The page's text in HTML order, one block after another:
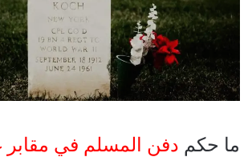
ما حكم دفن المسلم في مقابر